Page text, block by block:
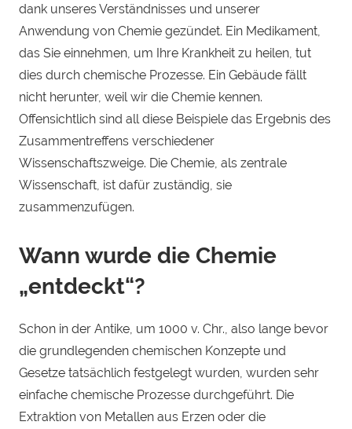
dank unseres Verständnisses und unserer
Anwendung von Chemie gezündet. Ein Medikament,
das Sie einnehmen, um Ihre Krankheit zu heilen, tut
dies durch chemische Prozesse. Ein Gebäude fällt
nicht herunter, weil wir die Chemie kennen.
Offensichtlich sind all diese Beispiele das Ergebnis des
Zusammentreffens verschiedener
Wissenschaftszweige. Die Chemie, als zentrale
Wissenschaft, ist dafür zuständig, sie
zusammenzufügen.
Wann wurde die Chemie
„entdeckt“?
Schon in der Antike, um 1000 v. Chr., also lange bevor
die grundlegenden chemischen Konzepte und
Gesetze tatsächlich festgelegt wurden, wurden sehr
einfache chemische Prozesse durchgeführt. Die
Extraktion von Metallen aus Erzen oder die